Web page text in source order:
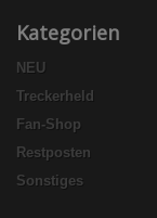
Kategorien
NEU
Treckerheld
Fan-Shop
Restposten
Sonstiges